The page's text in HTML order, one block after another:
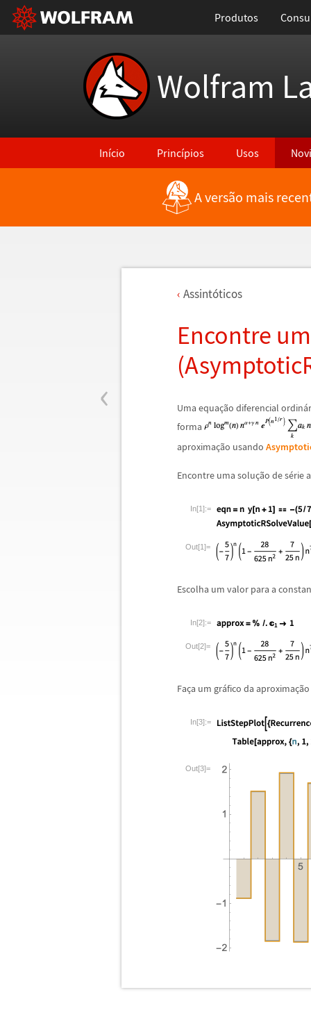
Produtos
Wolfram
Início Princípios Usos
A versão mais
‹
Assintóticos
Encontre
Uma equação diferencial ordiná
forma
aproximação usando
Encontre uma solução de série
In[1]:=
Out[1]=
Escolha um valor para a
In[2]:=
Out[2]=
Faça um gráfico da aproximaçã
In[3]:=
Out[3]=